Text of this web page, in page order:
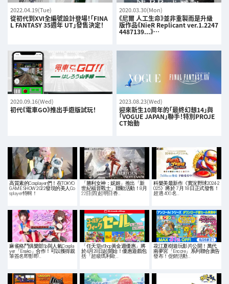
2022.04.19(Tue)
從初代到XVI全編號設計登場！「FINA
L FANTASY 35週年 UT」發售決定！
2020.03.30(Mon)
《尼爾 人工生命》並非重製而是升級
版作品《NieR Replicant ver.1.2247
4487139...》…
2020.09.16(Wed)
初代《電車GO》推出手遊版試玩！
2023.08.23(Wed)
迎來新生10周年的「最終幻想14」與
「VOGUE JAPAN」聯手！特別PROJE
CT始動
高質素的Cosplayer們！在TOKYO
GAME SHOW 2022發現的美人Co
splayer特輯！
「勝利女神：妮姬」推出「新
世紀福音戰士」聯動活動！8月
22日(四)起明日香…
科樂美最新作《實況野球2024-2
025》將於 7 月 18 日正式發售！
超過 400 名…
麻雀格鬥俱樂部Sp與人氣Cospla
yer「Enako」合作！可以獲得親
筆簽名即影即…
「任天堂eShop黃金週優惠」將
於4月28日起開始！優惠遊戲包
括「超級瑪利歐…
花江夏樹遊玩影片公開！萬代
南夢宮「Encore」系列聯合廣告
發布！促銷活動…